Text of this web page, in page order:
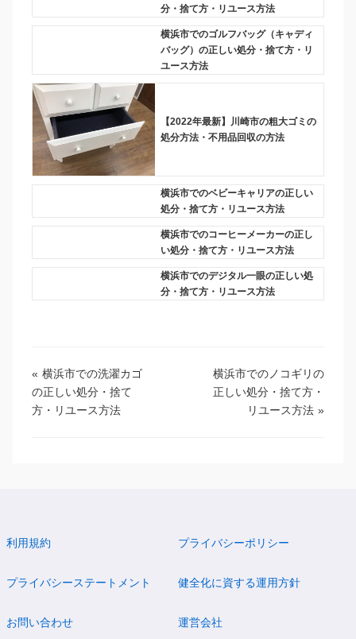
分・捨て方・リユース方法
横浜市でのゴルフバッグ（キャディ
バッグ）の正しい処分・捨て方・リ
ユース方法
【2022年最新】川崎市の粗大ゴミの
処分方法・不用品回収の方法
横浜市でのベビーキャリアの正しい
処分・捨て方・リユース方法
横浜市でのコーヒーメーカーの正し
い処分・捨て方・リユース方法
横浜市でのデジタル一眼の正しい処
分・捨て方・リユース方法
« 横浜市での洗濯カゴ
の正しい処分・捨て
方・リユース方法
横浜市でのノコギリの
正しい処分・捨て方・
リユース方法 »
利用規約 プライバシーポリシー
プライバシーステートメント 健全化に資する運用方針
お問い合わせ 運営会社